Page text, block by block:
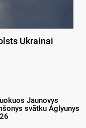
Ukrainai
Jaunovys
svātku Aglyunys